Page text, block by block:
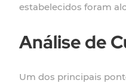
estabelecidos foram
Análise de
Um dos principais